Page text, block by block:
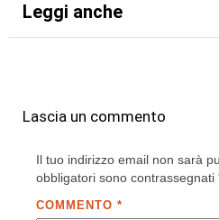
Leggi anche
Lascia un commento
Il tuo indirizzo email non sarà
obbligatori sono contrassegnati
COMMENTO *